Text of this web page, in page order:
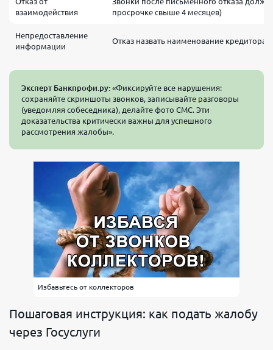
взаимодействия
просрочке свыше 4 месяцев)
Непредоставление
информации
Отказ назвать наименование
Эксперт Банкпрофи.ру: «Фиксируйте все нарушения:
сохраняйте скриншоты звонков, записывайте разговоры
(уведомляя собеседника), делайте фото СМС. Эти
доказательства критически важны для успешного
рассмотрения жалобы».
Избавьтесь от коллекторов
Пошаговая инструкция: как подать жалобу
через Госуслуги